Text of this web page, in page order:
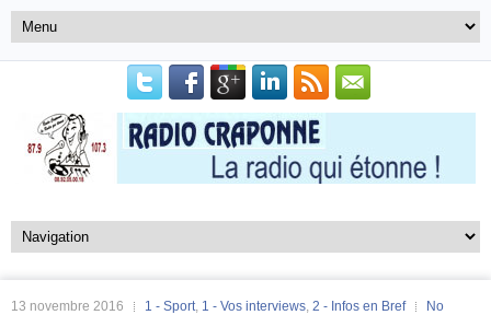
13 novembre 2016 1 - Sport, 1 - Vos interviews, 2 - Infos en Bref
No